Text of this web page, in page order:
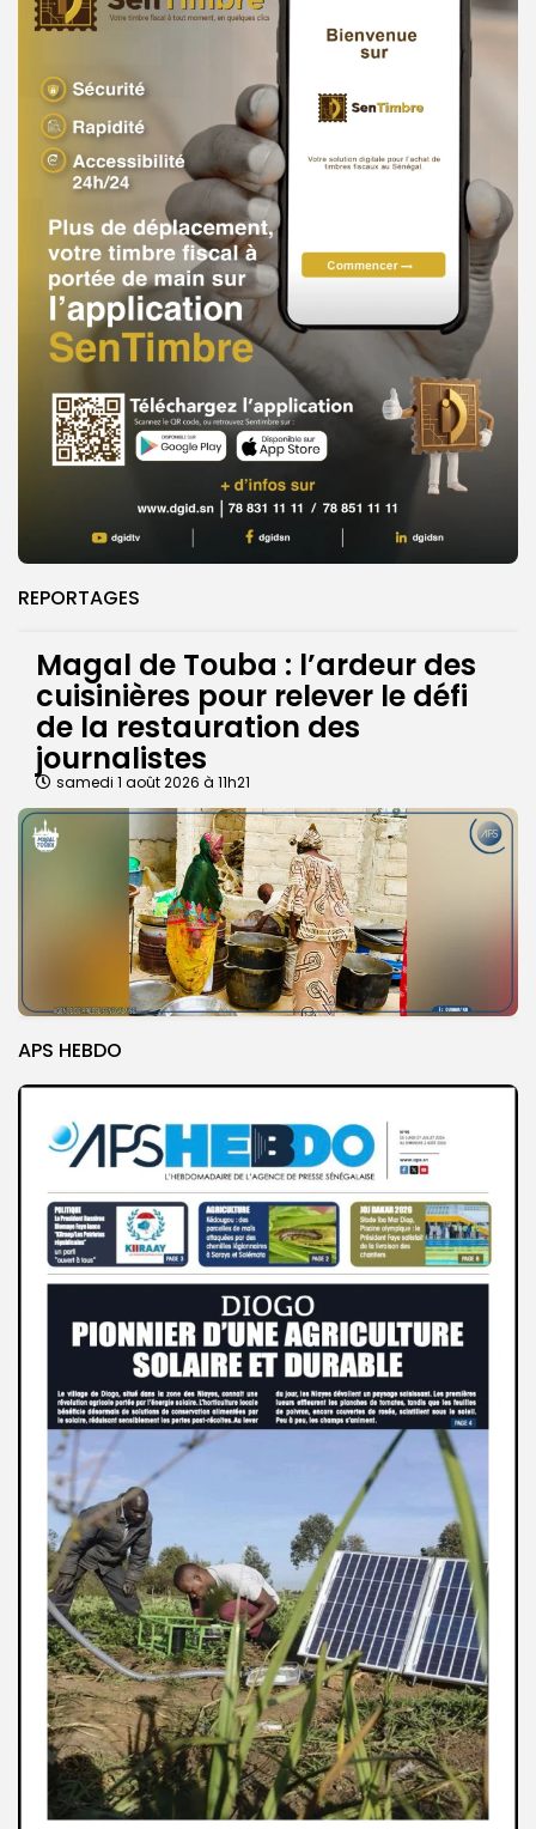
REPORTAGES
Magal de Touba : l’ardeur des
cuisinières pour relever le défi
de la restauration des
journalistes
samedi 1 août 2026 à 11h21
APS HEBDO